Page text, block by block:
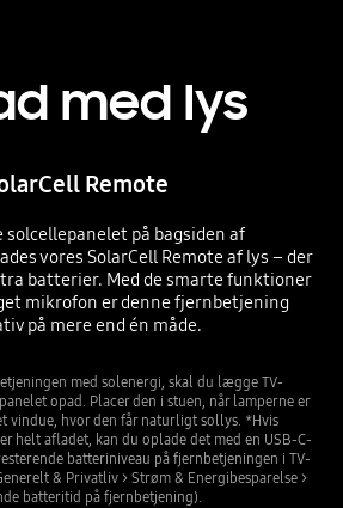
med lys
Remote
på bagsiden af
vores SolarCell Remote af lys – der
batterier. Med de smarte funktioner
mikrofon er denne fjernbetjening
på mere end én måde.
med solenergi, skal du lægge TV-
opad. Placer den i stuen, når lamperne er
hvor den får naturligt sollys. *Hvis
helt afladet, kan du oplade det med en USB-C-
batteriniveau på fjernbetjeningen i TV-
& Privatliv > Strøm & Energibesparelse >
batteritid på fjernbetjening).